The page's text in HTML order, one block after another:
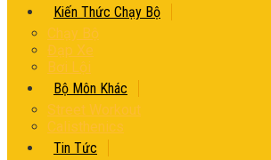
Kiến Thức Chạy Bộ
Chạy Bộ
Đạp Xe
Bơi Lội
Bộ Môn Khác
Street Workout
Calisthenics
Tin Tức